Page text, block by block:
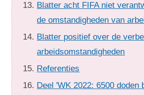
Blatter acht FIFA niet
de omstandigheden van
Blatter positief over de
arbeidsomstandigheden
Referenties
Deel 'WK 2022: 6500 doden